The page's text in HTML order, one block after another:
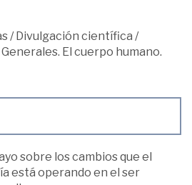
/Divulgación científica /
El cuerpo humano.
sobre los cambios que el
está operando en el ser